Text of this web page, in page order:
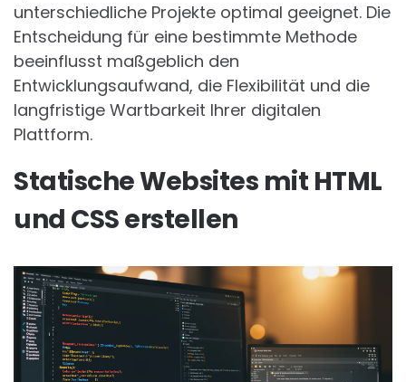
unterschiedliche Projekte optimal geeignet. Die
Entscheidung für eine bestimmte Methode
beeinflusst maßgeblich den
Entwicklungsaufwand, die Flexibilität und die
langfristige Wartbarkeit Ihrer digitalen
Plattform.
Statische Websites mit HTML
und CSS erstellen